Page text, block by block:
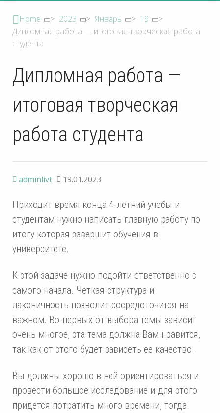
Home > 2023 > Январь > 19
>
Дипломная работа — итоговая творческая работа
студента
Дипломная работа —
итоговая творческая
работа студента
adminlivt 19.01.2023
Приходит время конца 4-летний учебы и
студентам нужно написать главную работу по
итогу которая завершит обучения в
университете.
К этой задаче нужно подойти ответственно с
самого начала. Четкая структура и
лаконичность позволит сосредоточится на
важном. Во-первых от выбора темы зависит
очень многое, эта тема должна Вам нравится,
так как от этого будет зависеть ее качество.
Вы должны хорошо в ней ориентироваться и
провести большое исследование и для этого
придется потратить много времени, тогда